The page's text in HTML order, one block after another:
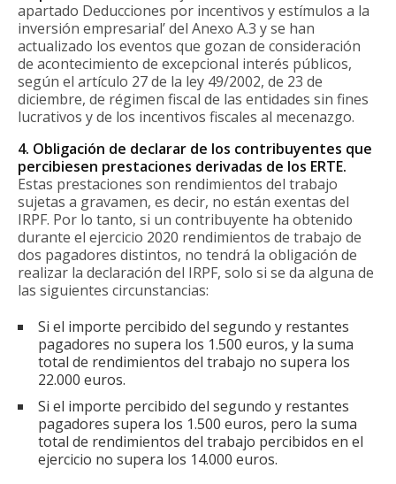
apartado Deducciones por incentivos y estímulos a la
inversión empresarial’ del Anexo A.3 y se han
actualizado los eventos que gozan de consideración
de acontecimiento de excepcional interés públicos,
según el artículo 27 de la ley 49/2002, de 23 de
diciembre, de régimen fiscal de las entidades sin fines
lucrativos y de los incentivos fiscales al mecenazgo.
4. Obligación de declarar de los contribuyentes que
percibiesen prestaciones derivadas de los ERTE.
Estas prestaciones son rendimientos del trabajo
sujetas a gravamen, es decir, no están exentas del
IRPF. Por lo tanto, si un contribuyente ha obtenido
durante el ejercicio 2020 rendimientos de trabajo de
dos pagadores distintos, no tendrá la obligación de
realizar la declaración del IRPF, solo si se da alguna de
las siguientes circunstancias:
Si el importe percibido del segundo y restantes
pagadores no supera los 1.500 euros, y la suma
total de rendimientos del trabajo no supera los
22.000 euros.
Si el importe percibido del segundo y restantes
pagadores supera los 1.500 euros, pero la suma
total de rendimientos del trabajo percibidos en el
ejercicio no supera los 14.000 euros.